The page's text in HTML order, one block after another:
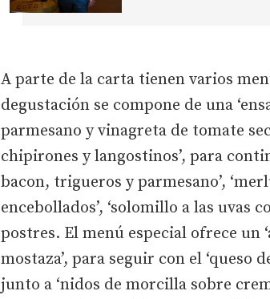
A parte de la carta tienen varios
degustación se compone de una
parmesano y vinagreta de tomate
chipirones y langostinos’, para
bacon, trigueros y parmesano’,
encebollados’, ‘solomillo a las uvas
postres. El menú especial ofrece un
mostaza’, para seguir con el ‘queso
junto a ‘nidos de morcilla sobre